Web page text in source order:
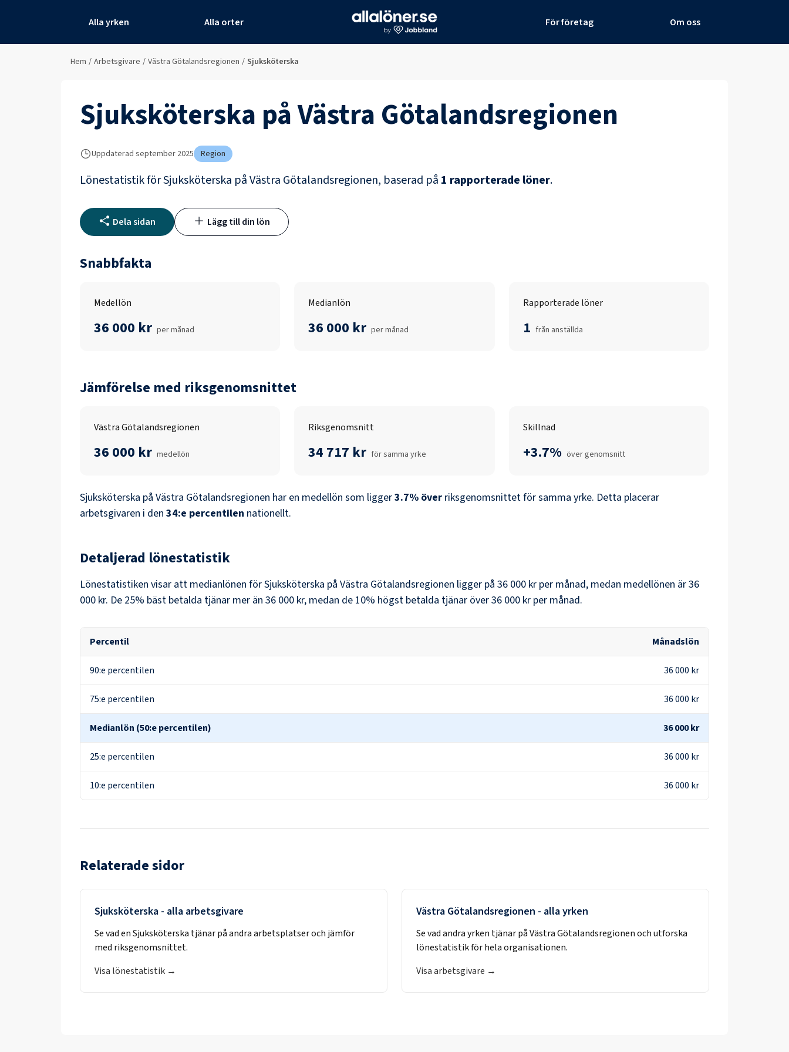
Alla yrken Alla orter För företag Om oss
Hem / Arbetsgivare / Västra Götalandsregionen / Sjuksköterska
Sjuksköterska påVästra Götalandsregionen
Uppdaterad september 2025 Region
Lönestatistik förSjuksköterska påVästra Götalandsregionen, baserad på 1 rapporterade löner.
Dela sidan Lägg till din lön
Snabbfakta
Medellön
36 000 kr per månad
Medianlön
36 000 kr per månad
Rapporterade löner
1 från anställda
Jämförelse med riksgenomsnittet
Västra Götalandsregionen
36 000 kr medellön
Riksgenomsnitt
34 717 kr för samma yrke
Skillnad
+3.7% över genomsnitt
Sjuksköterska på Västra Götalandsregionen har en medellön som ligger3.7% över riksgenomsnittet för samma yrke. Detta placerar
arbetsgivaren i den 34:e percentilen nationellt.
Detaljerad lönestatistik
Lönestatistiken visar att medianlönen förSjuksköterska på Västra Götalandsregionen ligger på 36 000 kr per månad, medan medellönen är36
000 kr. De 25% bäst betalda tjänar mer än 36 000 kr, medan de 10% högst betalda tjänar över36 000 kr per månad.
Percentil Månadslön
90:e percentilen 36 000 kr
75:e percentilen 36 000 kr
Medianlön (50:e percentilen) 36 000 kr
25:e percentilen 36 000 kr
10:e percentilen 36 000 kr
Relaterade sidor
Sjuksköterska - alla arbetsgivare
Se vad enSjuksköterska tjänar på andra arbetsplatser och jämför
med riksgenomsnittet.
Visa lönestatistik →
Västra Götalandsregionen - alla yrken
Se vad andra yrken tjänar påVästra Götalandsregionenoch utforska
lönestatistik för hela organisationen.
Visa arbetsgivare →